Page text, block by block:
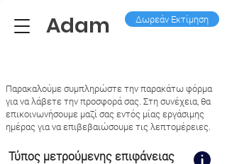
Adam Δωρεάν Εκτίμηση
Παρακαλούμε συμπληρώστε την παρακάτω φόρμα
για να λάβετε την προσφορά σας. Στη συνέχεια, θα
επικοινωνήσουμε μαζί σας εντός μίας εργάσιμης
ημέρας για να επιβεβαιώσουμε τις λεπτομέρειες.
Τύπος μετρούμενης επιφάνειας